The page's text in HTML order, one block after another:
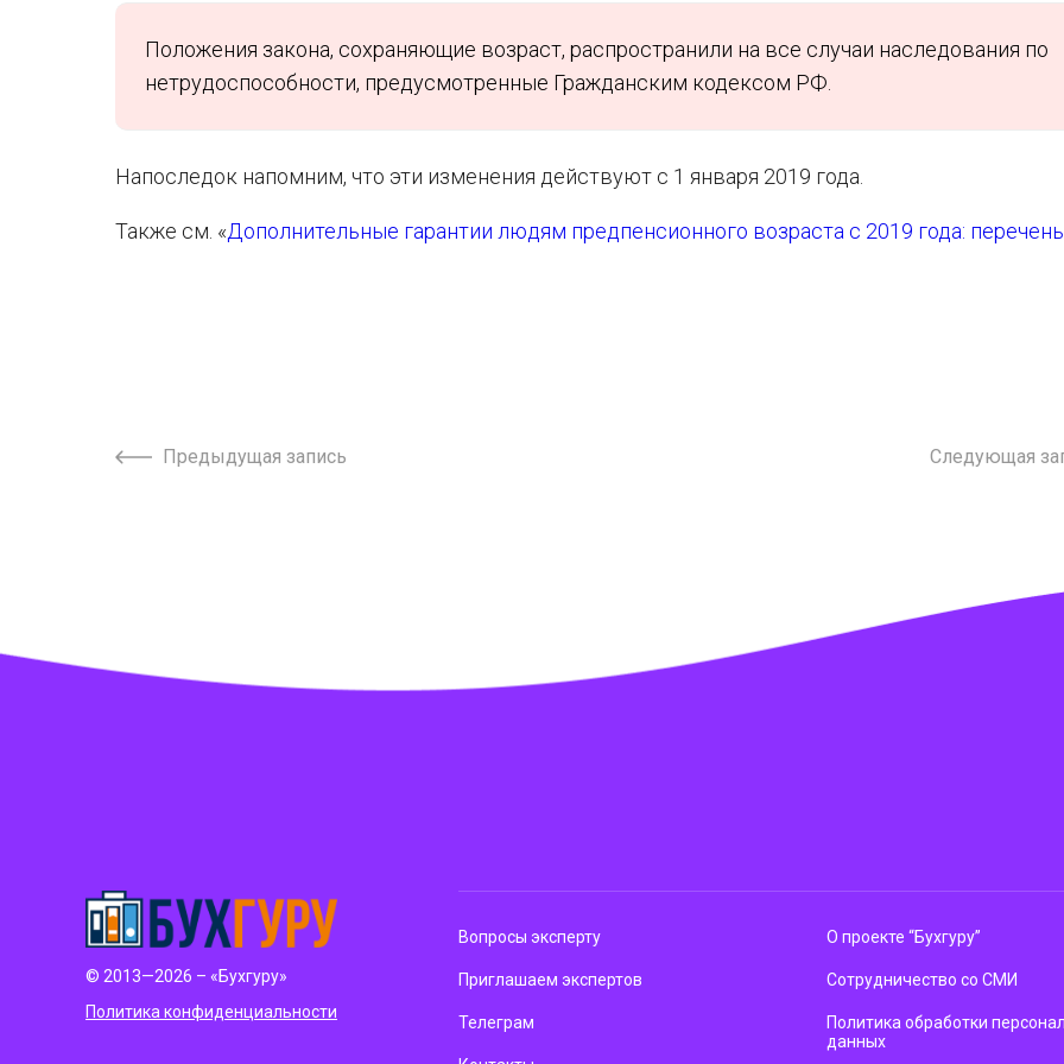
Положения закона, сохраняющие возраст, распространили на все случаи наследования по
нетрудоспособности, предусмотренные Гражданским кодексом РФ.
Напоследок напомним, что эти изменения действуют с 1 января 2019 года.
Также см. «Дополнительные гарантии людям предпенсионного возраста с 2019 года: перечень
Предыдущая запись Следующая
© 2013—2026 – «Бухгуру»
Политика конфиденциальности
Вопросы эксперту
Приглашаем экспертов
Телеграм
О проекте “Бухгуру”
Сотрудничество со СМИ
Политика обработки
данных